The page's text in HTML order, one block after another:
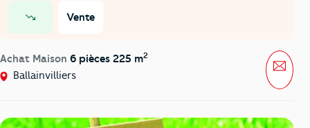
Vente
Achat Maison 6 pièces 225 m2
Ballainvilliers